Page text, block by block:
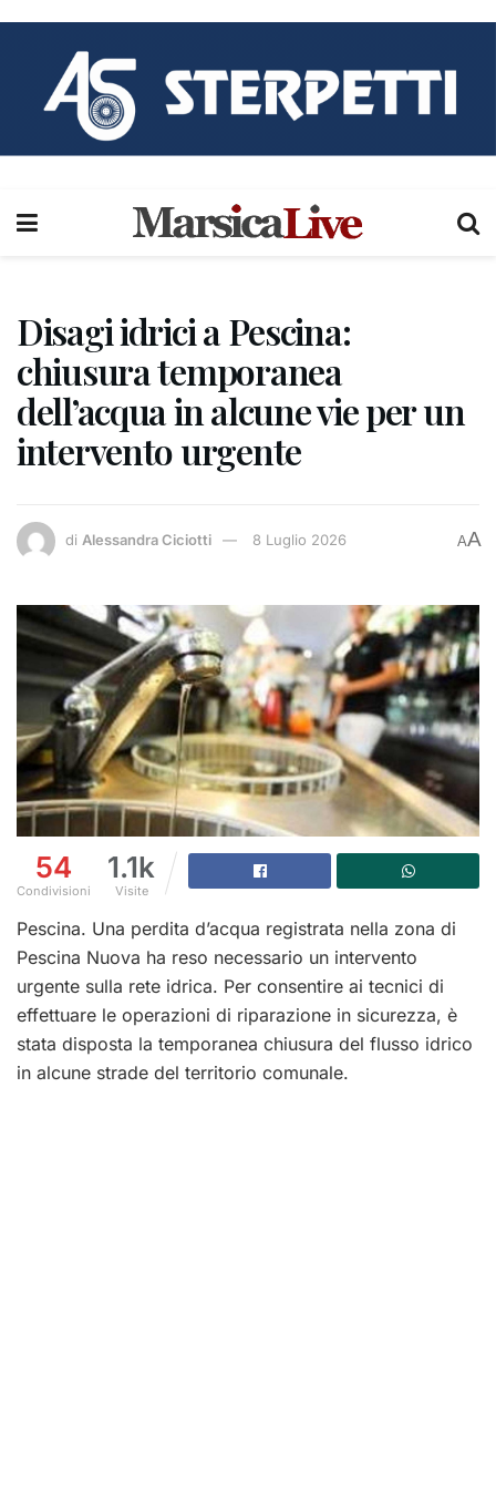
Disagi idrici a Pescina:
chiusura temporanea
dell’acqua in alcune vie per un
intervento urgente
di Alessandra Ciciotti 8 Luglio 2026 AA
54
Condivisioni
1.1k
Visite
Pescina. Una perdita d’acqua registrata nella zona di
Pescina Nuova ha reso necessario un intervento
urgente sulla rete idrica. Per consentire ai tecnici di
effettuare le operazioni di riparazione in sicurezza, è
stata disposta la temporanea chiusura del flusso idrico
in alcune strade del territorio comunale.